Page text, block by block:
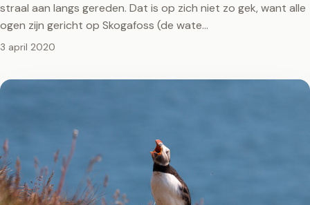
straal aan langs gereden. Dat is op zich niet zo gek, want alle
ogen zijn gericht op Skogafoss (de wate…
3 april 2020